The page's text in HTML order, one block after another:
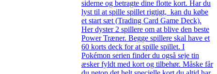
siderne og betragte dine flotte kort. Har du
lyst til at spille spillet rigtigt, kan du købe
et start sæt (Trading Card Game Deck).
Her dyster 2 spillere om at blive den beste
Power Træner. Begge spillere skal have et
60 korts deck for at spille spillet. I
Pokémon serien finder du også seje tin
æsker fyldt med kort og tilbehør. Måske får